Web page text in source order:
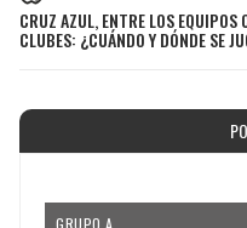
CRUZ AZUL, ENTRE LOS
CLUBES: ¿CUÁNDO Y DÓNDE SE